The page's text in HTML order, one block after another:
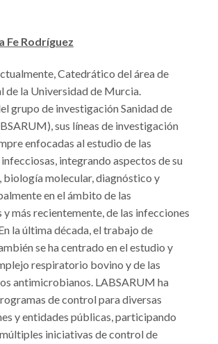
Fe Rodríguez
Catedrático del área de
de la Universidad de Murcia.
grupo de investigación Sanidad de
sus líneas de investigación
enfocadas al estudio de las
integrando aspectos de su
biología molecular, diagnóstico y
en el ámbito de las
más recientemente, de las infecciones
la última década, el trabajo de
se ha centrado en el estudio y
respiratorio bovino y de las
antimicrobianos. LABSARUM ha
de control para diversas
y entidades públicas, participando
iniciativas de control de